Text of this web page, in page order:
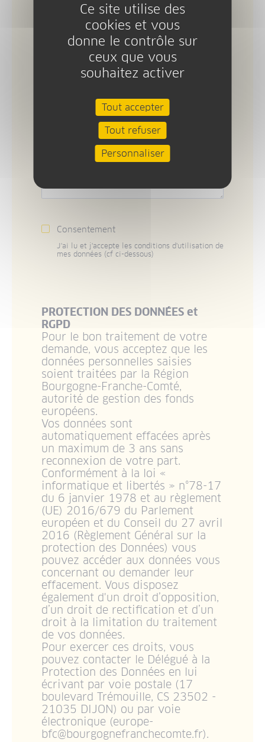
Localisation de votre projet
Décrivez en détail votre projet
(objectifs, budget, temporalité,
cibles/bénéficiaires ...)
Consentement
J'ai lu et j'accepte les conditions d'utilisation de
mes données (cf ci-dessous)
PROTECTION DES DONNÉES et
RGPD
Pour le bon traitement de votre
demande, vous acceptez que les
données personnelles saisies
soient traitées par la Région
Bourgogne-Franche-Comté,
autorité de gestion des fonds
européens.
Vos données sont
automatiquement effacées après
un maximum de 3 ans sans
reconnexion de votre part.
Conformément à la loi «
informatique et libertés » n°78-17
du 6 janvier 1978 et au règlement
(UE) 2016/679 du Parlement
européen et du Conseil du 27 avril
2016 (Règlement Général sur la
protection des Données) vous
pouvez accéder aux données vous
concernant ou demander leur
effacement. Vous disposez
également d'un droit d’opposition,
d’un droit de rectification et d’un
droit à la limitation du traitement
de vos données.
Pour exercer ces droits, vous
pouvez contacter le Délégué à la
Protection des Données en lui
écrivant par voie postale (17
boulevard Trémouille, CS 23502 -
21035 DIJON) ou par voie
électronique (europe-
bfc@bourgognefranchecomte.fr).
Ce site utilise des
cookies et vous
donne le contrôle sur
ceux que vous
souhaitez activer
Tout accepter
Tout refuser
Personnaliser